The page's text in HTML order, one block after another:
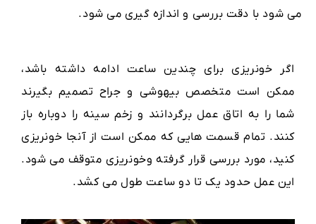
می شود با دقت بررسی و اندازه گیری می شود.
اگر خونریزی برای چندین ساعت ادامه داشته باشد،
ممکن است متخصص بیهوشی و جراح تصمیم بگیرند
شما را به اتاق عمل برگردانند و زخم سینه را دوباره باز
کنند. تمام قسمت هایی که ممکن است از آنجا خونریزی
کنید، مورد بررسی قرار گرفته وخونریزی متوقف می شود.
این عمل حدود یک تا دو ساعت طول می کشد.